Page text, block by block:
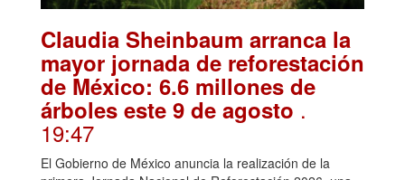
Claudia Sheinbaum arranca la
mayor jornada de reforestación
de México: 6.6 millones de
árboles este 9 de agosto .
19:47
El Gobierno de México anuncia la realización de la